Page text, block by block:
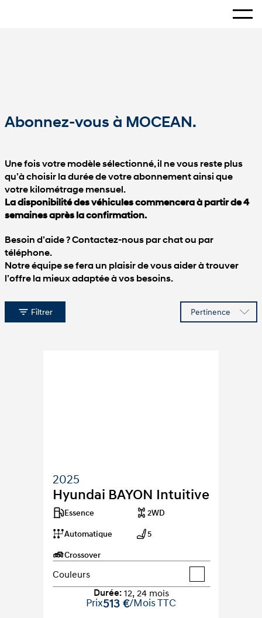
Abonnez-vous à MOCEAN.
Une fois votre modèle sélectionné, il ne vous reste plus
qu’à choisir la durée de votre abonnement ainsi que
votre kilométrage mensuel.
La disponibilité des véhicules commencera à partir de 4
semaines après la confirmation.
Besoin d’aide ? Contactez-nous par chat ou par
téléphone.
Notre équipe se fera un plaisir de vous aider à trouver
l’offre la mieux adaptée à vos besoins.
Filtrer
2025
Hyundai BAYON Intuitive
Essence 2WD
Automatique 5
Crossover
Couleurs
Durée: 12, 24 mois
Prix513 €/Mois TTC